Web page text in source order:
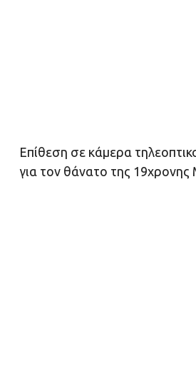
Επίθεση σε κάμερα
για τον θάνατο της